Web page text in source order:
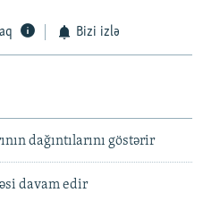
Bizi izlə
dağıntılarını göstərir
davam edir